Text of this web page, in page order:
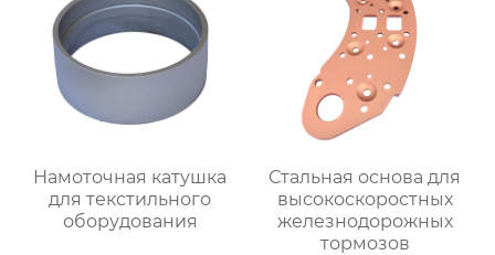
Намоточная катушка
для текстильного
оборудования
Стальная основа для
высокоскоростных
железнодорожных
тормозов